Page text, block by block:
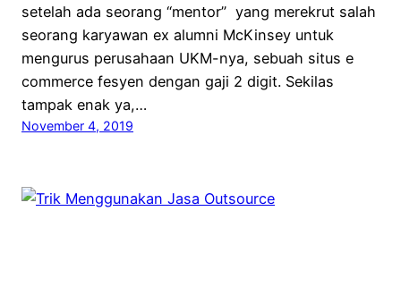
setelah ada seorang “mentor” yang merekrut salah
seorang karyawan ex alumni McKinsey untuk
mengurus perusahaan UKM-nya, sebuah situs e
commerce fesyen dengan gaji 2 digit. Sekilas
tampak enak ya,…
November 4, 2019